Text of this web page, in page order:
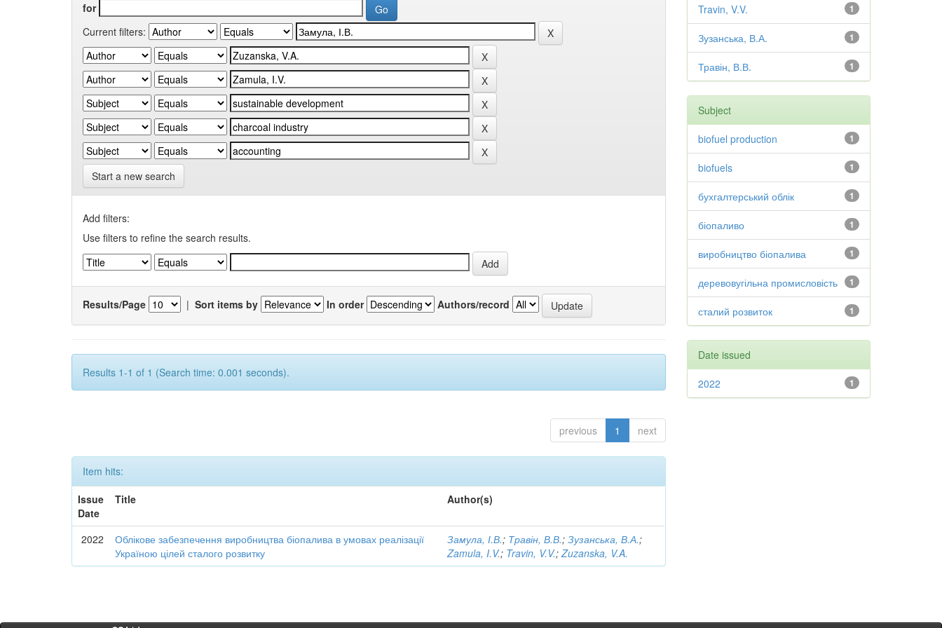
for
Current filters:
Start a new search
Add filters:
Use filters to refine the search results.
Results/Page | Sort items by In order Authors/record
Results 1-1 of 1 (Search time: 0.001 seconds).
previous 1 next
Item hits:
Issue
Date
Title Author(s)
2022
Облікове забезпечення виробництва біопалива в умовах реалізації
Україною цілей сталого розвитку
Замула, І.В.; Травін, В.В.;Зузанська, В.А.;
Zamula, I.V.; Travin, V.V.;Zuzanska, V.A.
1
Travin, V.V.
1
Зузанська, В.А.
1
Травін, В.В.
Subject
1
biofuel production
1
biofuels
1
бухгалтерський облік
1
біопаливо
1
виробництво біопалива
1
деревовугільна промисловість
1
сталий розвиток
Date issued
1
2022